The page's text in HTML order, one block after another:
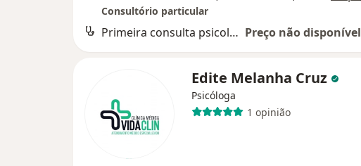
Consultório particular
Primeira consulta psicologia Preço não disponível
Edite Melanha Cruz
Psicóloga
1 opinião